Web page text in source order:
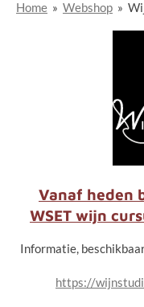
Home » Webshop »
Vanaf heden
WSET wijn
Informatie,
https://